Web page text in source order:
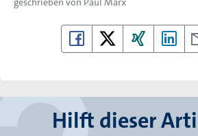
Hilft dieser